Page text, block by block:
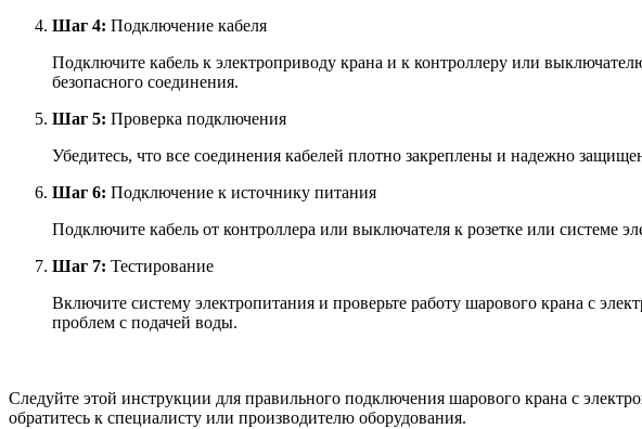
Шаг 4: Подключение кабеля
Подключите кабель к электроприводу крана и к контроллеру или
безопасного соединения.
Шаг 5: Проверка подключения
Убедитесь, что все соединения кабелей плотно закреплены и надежно
Шаг 6: Подключение к источнику питания
Подключите кабель от контроллера или выключателя к розетке или системе
Шаг 7: Тестирование
Включите систему электропитания и проверьте работу шарового крана с
проблем с подачей воды.
Следуйте этой инструкции для правильного подключения шарового крана с
обратитесь к специалисту или производителю оборудования.